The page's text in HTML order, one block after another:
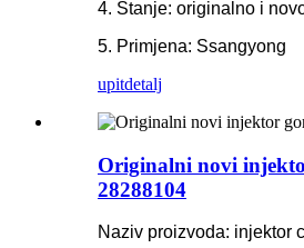
4. Stanje: originalno i
5. Primjena: Ssangyong
upitdetalj
Originalni novi
28288104
Naziv proizvoda: injektor